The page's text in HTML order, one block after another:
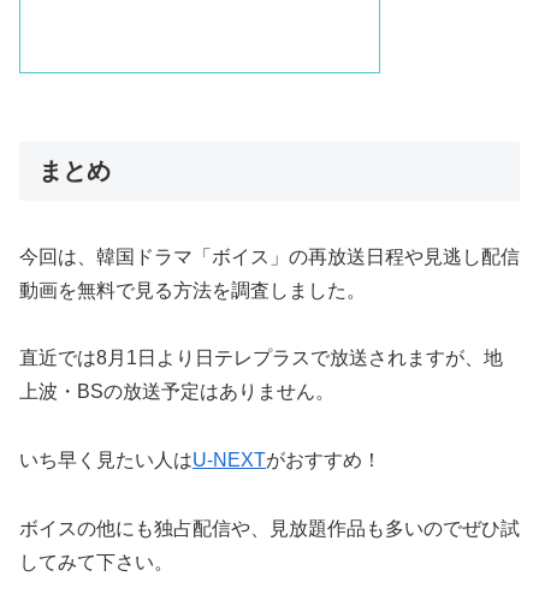
まとめ
今回は、韓国ドラマ「ボイス」の再放送日程や見逃し配信
動画を無料で見る方法を調査しました。
直近では8月1日より日テレプラスで放送されますが、地
上波・BSの放送予定はありません。
いち早く見たい人はU-NEXTがおすすめ！
ボイスの他にも独占配信や、見放題作品も多いのでぜひ試
してみて下さい。